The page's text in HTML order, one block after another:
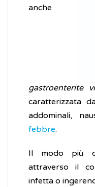
anche
gastroenterite
caratterizzata
addominali,
febbre.
Il modo più
attraverso il
infetta o